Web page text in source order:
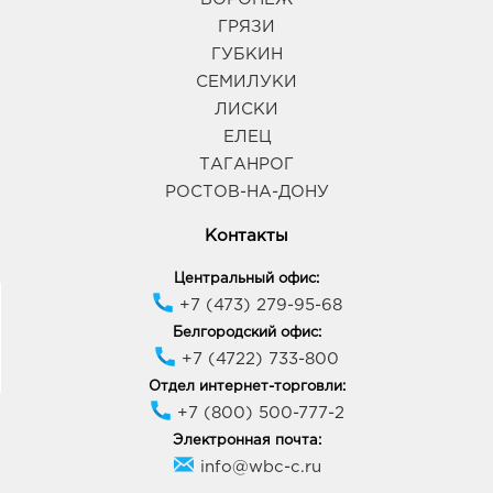
10:00 - 20:00
396005, Воронежская обл, р-н Рамонский, п
Солнечный, ул Парковая, д. 3
График работы: 10:00 - 22:00
Н.Усмань Аксиома: 2180.0 руб.
Новая Усмань, ул Ленина, д. 263Б
График работы:
Воронеж Солнечный Рай: 2180.0 руб.
394006, Воронежская обл, г Воронеж, ул 20-летия
Октября, д. 90
ГРЯЗИ
ГУБКИН
СЕМИЛУКИ
ЛИСКИ
ЕЛЕЦ
ТАГАНРОГ
РОСТОВ-НА-ДОНУ
Контакты
Центральный офис:
+7 (473) 279-95-68
Белгородский офис:
+7 (4722) 733-800
Отдел интернет-торговли:
+7 (800) 500-777-2
Электронная почта:
info@wbc-c.ru